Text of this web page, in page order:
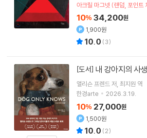
아크릴 마그넷 (랜덤, 포인트
10% 34,200원
1,900원
10.0 (3)
[도서] 내 강아지의 사
앨리슨 프렌드 저 최지원 역
한경arte
2026.3.19.
10% 27,000원
1,500원
10.0 (2)